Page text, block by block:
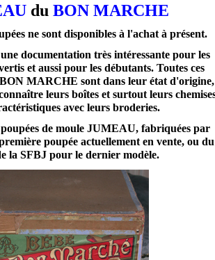
du BON MARCHE
ne sont disponibles à l'achat à présent.
documentation très intéressante pour les
et aussi pour les débutants. Toutes ces
MARCHE sont dans leur état d'origine,
leurs boîtes et surtout leurs
avec leurs broderies.
poupées de moule JUMEAU, fabriquées par
poupée actuellement en vente, ou du
la SFBJ pour le dernier modèle.